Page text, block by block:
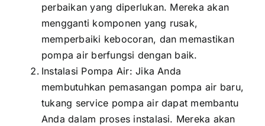
perbaikan yang diperlukan. Mereka akan
mengganti komponen yang rusak,
memperbaiki kebocoran, dan memastikan
pompa air berfungsi dengan baik.
Instalasi Pompa Air: Jika Anda
membutuhkan pemasangan pompa air baru,
tukang service pompa air dapat membantu
Anda dalam proses instalasi. Mereka akan